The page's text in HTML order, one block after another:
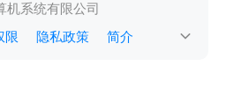
机系统有限公司
限 隐私政策 简介